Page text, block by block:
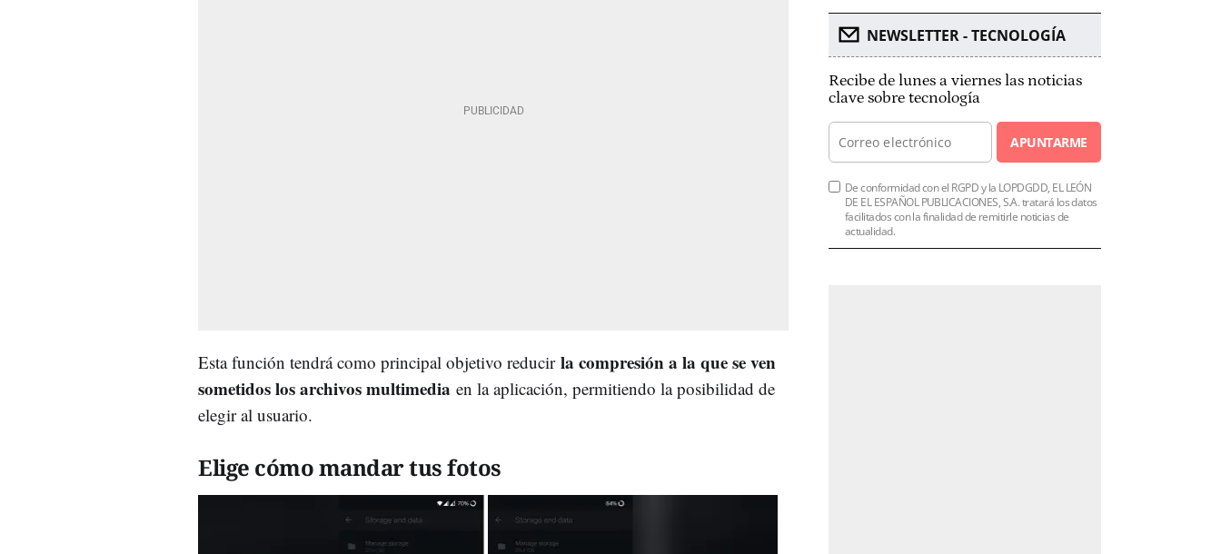
Esta función tendrá como principal objetivo reducir la compresión a la que se ven
sometidos los archivos multimedia en la aplicación, permitiendo la posibilidad de
elegir al usuario.
Elige cómo mandar tus fotos
NEWSLETTER - TECNOLOGÍA
Recibe de lunes a viernes las noticias
clave sobre tecnología
APUNTARME
De conformidad con el RGPD y la LOPDGDD, EL LEÓN
DE EL ESPAÑOL PUBLICACIONES, S.A. tratará los datos
facilitados con la finalidad de remitirle noticias de
actualidad.